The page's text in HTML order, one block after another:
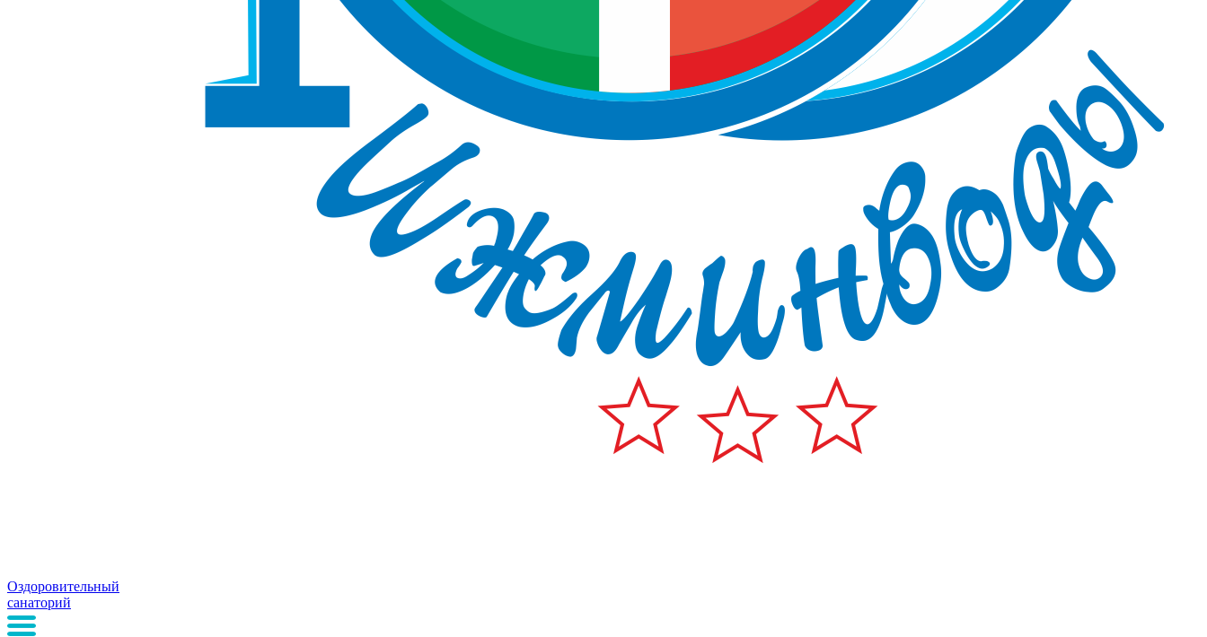
Оздоровительный
санаторий